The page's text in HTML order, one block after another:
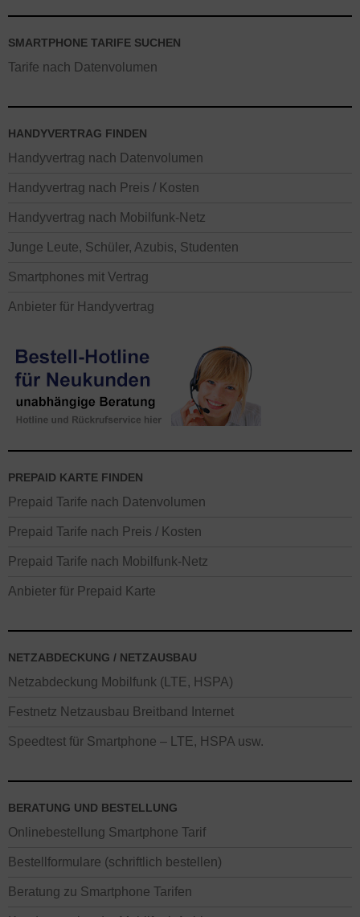
SMARTPHONE TARIFE SUCHEN
Tarife nach Datenvolumen
HANDYVERTRAG FINDEN
Handyvertrag nach Datenvolumen
Handyvertrag nach Preis / Kosten
Handyvertrag nach Mobilfunk-Netz
Junge Leute, Schüler, Azubis, Studenten
Smartphones mit Vertrag
Anbieter für Handyvertrag
PREPAID KARTE FINDEN
Prepaid Tarife nach Datenvolumen
Prepaid Tarife nach Preis / Kosten
Prepaid Tarife nach Mobilfunk-Netz
Anbieter für Prepaid Karte
NETZABDECKUNG / NETZAUSBAU
Netzabdeckung Mobilfunk (LTE, HSPA)
Festnetz Netzausbau Breitband Internet
Speedtest für Smartphone – LTE, HSPA usw.
BERATUNG UND BESTELLUNG
Onlinebestellung Smartphone Tarif
Bestellformulare (schriftlich bestellen)
Beratung zu Smartphone Tarifen